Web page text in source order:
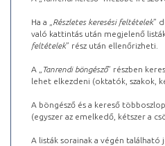
Ha a „ Részletes keresési feltételek”
való kattintás után megjelenő
feltételek” rész után ellenőrizheti.
A „ Tanrendi böngésző” részben
lehet elkezdeni (oktatók, szakok,
A böngésző és a kereső
(egyszer az emelkedő, kétszer a
A listák sorainak a végén